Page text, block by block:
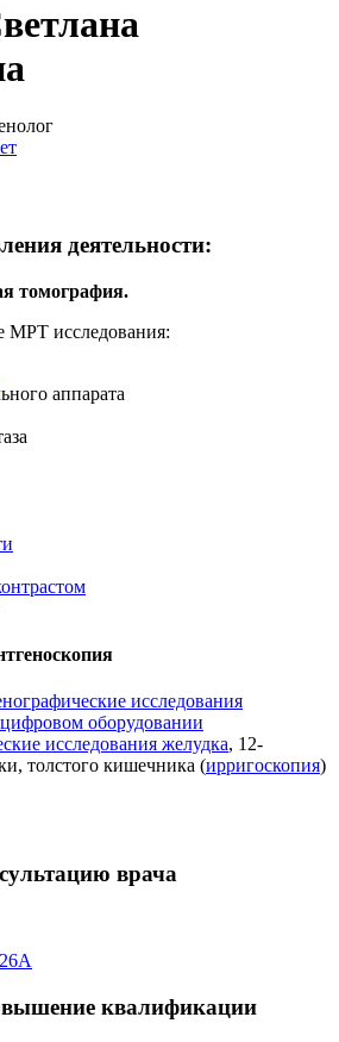
деятельности:
томография.
МРТ исследования:
аппарата
исследования
оборудовании
исследования желудка, 12-
толстого кишечника (ирригоскопия)
врача
квалификации